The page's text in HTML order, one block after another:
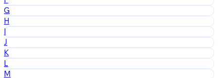
G
H
I
J
K
L
M